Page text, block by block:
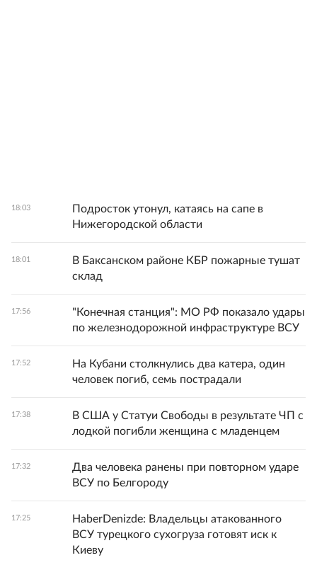
18:03
Подросток утонул, катаясь на сапе в
Нижегородской области
18:01
В Баксанском районе КБР пожарные тушат
склад
17:56
"Конечная станция": МО РФ показало удары
по железнодорожной инфраструктуре ВСУ
17:52
На Кубани столкнулись два катера, один
человек погиб, семь пострадали
17:38
В США у Статуи Свободы в результате ЧП с
лодкой погибли женщина с младенцем
17:32
Два человека ранены при повторном ударе
ВСУ по Белгороду
17:25
HaberDenizde: Владельцы атакованного
ВСУ турецкого сухогруза готовят иск к
Киеву